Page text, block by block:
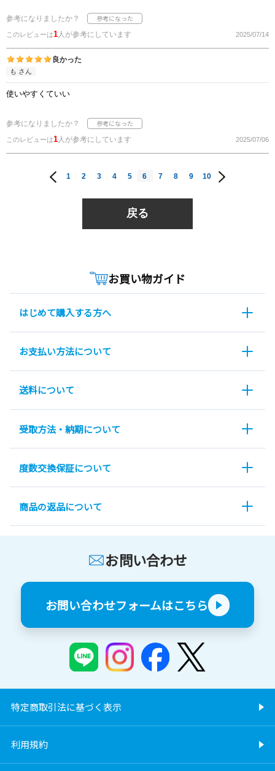
参考になりましたか？
このレビューは1人が参考にしています 2025/07/14
良かった
も さん
使いやすくていい
参考になりましたか？
このレビューは1人が参考にしています 2025/07/06
1 2 3 4 5 6 7 8 9 10
戻る
お買い物ガイド
はじめて購入する方へ
お支払い方法について
送料について
受取方法・納期について
度数交換保証について
商品の返品について
お問い合わせ
お問い合わせフォームはこちら
特定商取引法に基づく表示
利用規約